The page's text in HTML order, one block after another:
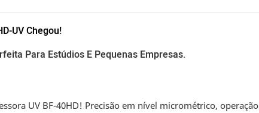
UV Chegou!
Para Estúdios E Pequenas Empresas.
UV BF-40HD! Precisão em nível micrométrico, operação